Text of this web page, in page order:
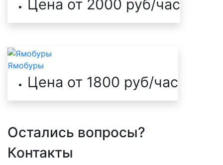
Цена от 2000 руб/час
Ямобуры
Цена от 1800 руб/час
Остались вопросы?
Контакты